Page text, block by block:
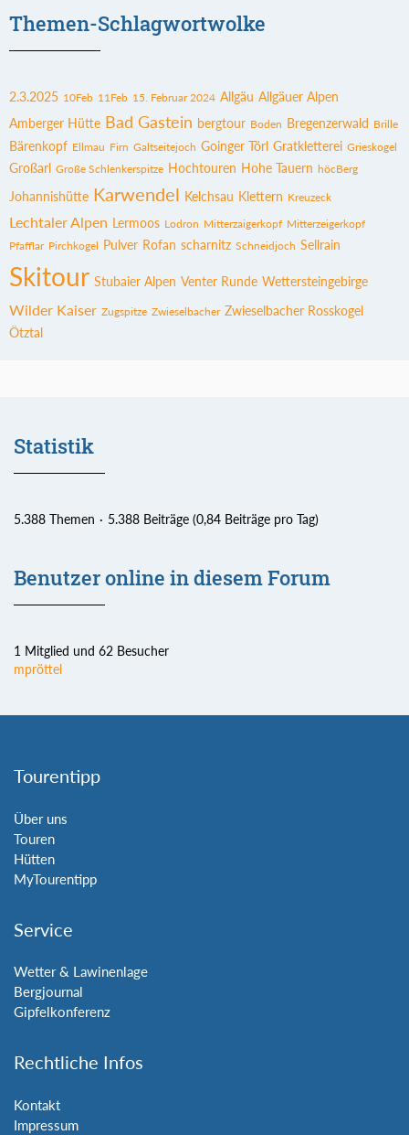
Themen-Schlagwortwolke
2.3.2025 10Feb 11Feb 15. Februar 2024 Allgäu Allgäuer Alpen
Amberger Hütte Bad Gastein bergtour Boden Bregenzerwald Brille
Bärenkopf Ellmau Firn Galtseitejoch Goinger Törl Gratkletterei Grieskogel
Großarl Große Schlenkerspitze Hochtouren Hohe Tauern höcBerg
Johannishütte Karwendel Kelchsau Klettern Kreuzeck
Lechtaler Alpen Lermoos Lodron Mitterzaigerkopf Mitterzeigerkopf
Pfafflar Pirchkogel Pulver Rofan scharnitz Schneidjoch Sellrain
Skitour Stubaier Alpen Venter Runde Wettersteingebirge
Wilder Kaiser Zugspitze Zwieselbacher Zwieselbacher Rosskogel
Ötztal
Statistik
5.388 Themen 5.388 Beiträge (0,84 Beiträge pro Tag)
Benutzer online in diesem Forum
1 Mitglied und 62 Besucher
mpröttel
Tourentipp
Über uns
Touren
Hütten
MyTourentipp
Service
Wetter & Lawinenlage
Bergjournal
Gipfelkonferenz
Rechtliche Infos
Kontakt
Impressum